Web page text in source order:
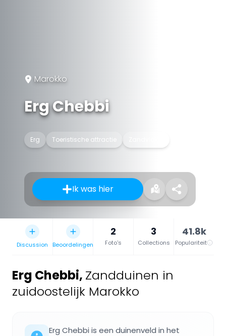
Marokko
Erg Chebbi
Erg Toeristische attractie
Ik was hier
Discussion Beoordelingen
2
Foto's
3
Collections
41.8k
Populariteit
Erg Chebbi, Zandduinen in
zuidoostelijk Marokko
Erg Chebbi is een duinenveld in het